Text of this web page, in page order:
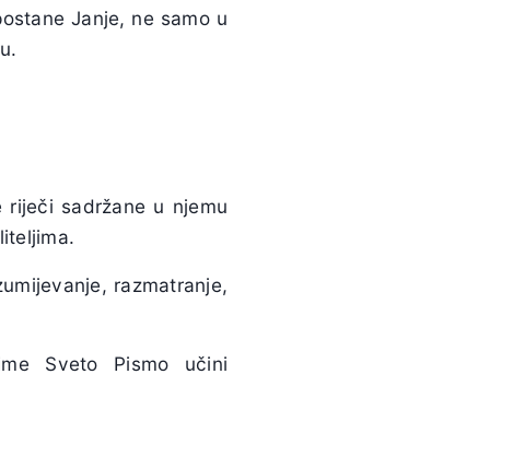
Janje, ne samo u
riječi sadržane u njemu
razmatranje,
Sveto Pismo učini